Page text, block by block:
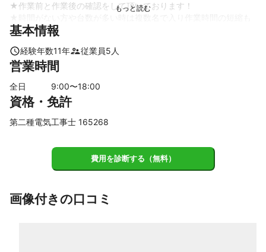
★作業前と作業後の確認をして頂いております！
可能です！
致します。
これまでの実績
コンクリーニングは年間1000台以上は施工しております！
アピールポイント
★大手ハウスクリーニング専門会社と業務提携しております！
ばかりです！
基本情報
経験年数11年 従業員5 人
営業時間
全日 9:00〜18:00
資格・免許
第二種電気工事士 165268
費用を診断する（無料）
画像付きの口コミ